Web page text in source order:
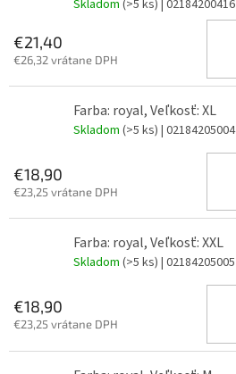
Skladom (>5 ks) | 02184200416
€21,40
€26,32 vrátane DPH
Farba: royal, Veľkosť: XL
Skladom (>5 ks) | 02184205004
€18,90
€23,25 vrátane DPH
Farba: royal, Veľkosť: XXL
Skladom (>5 ks) | 02184205005
€18,90
€23,25 vrátane DPH